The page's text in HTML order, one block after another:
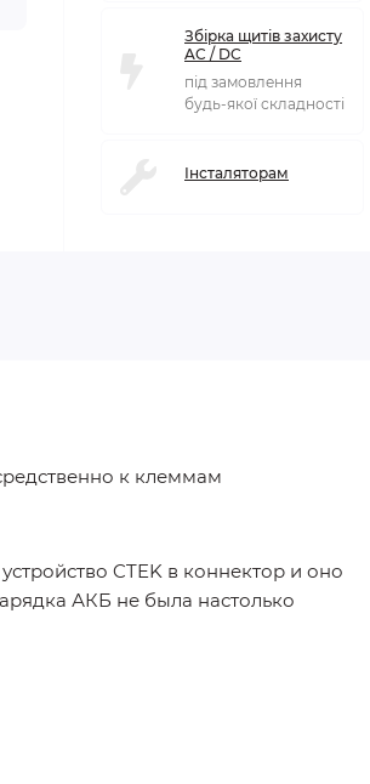
Збірка щитів захисту
AC / DC
під замовлення
будь-якої складності
Інсталяторам
к клеммам
CTEK в коннектор и оно
АКБ не была настолько